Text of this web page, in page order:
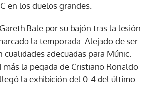
en los duelos grandes.
Bale por su bajón tras la lesión
la temporada. Alejado de ser
cualidades adecuadas para Múnic.
más la pegada de Cristiano Ronaldo
la exhibición del 0-4 del último